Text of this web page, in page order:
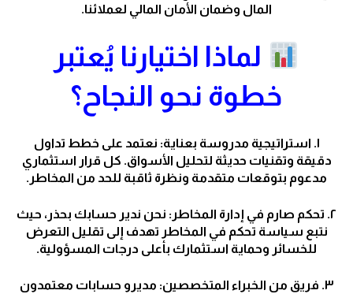
المال وضمان الأمان المالي لعملائنا.
لماذا اختيارنا يُعتبر
خطوة نحو النجاح؟
١. استراتيجية مدروسة بعناية: نعتمد على خطط تداول
دقيقة وتقنيات حديثة لتحليل الأسواق. كل قرار استثماري
مدعوم بتوقعات متقدمة ونظرة ثاقبة للحد من المخاطر.
٢. تحكم صارم في إدارة المخاطر: نحن ندير حسابك بحذر، حيث
نتبع سياسة تحكم في المخاطر تهدف إلى تقليل التعرض
للخسائر وحماية استثمارك بأعلى درجات المسؤولية.
٣. فريق من الخبراء المتخصصين: مديرو حسابات معتمدون